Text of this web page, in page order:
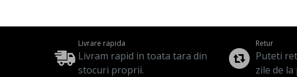
Livrare rapida
Livram rapid in toata tara din
stocuri proprii.
Retur
Puteti
zile de